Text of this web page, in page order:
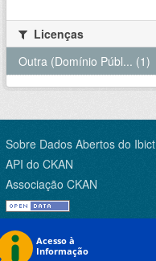
Licenças
Outra (Domínio Públ... (1)
Sobre Dados Abertos do Ibict
API do CKAN
Associação CKAN